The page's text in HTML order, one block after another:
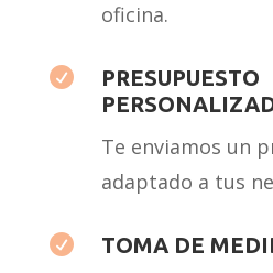
oficina.

PRESUPUESTO
Te enviamos un
adaptado a tus
 TOMA DE